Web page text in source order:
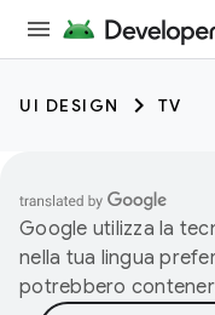
UI DESIGN TV
Google utilizza la
nella tua lingua
potrebbero